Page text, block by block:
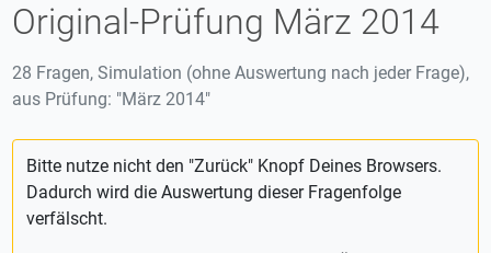
Original-Prüfung März 2014
28 Fragen, Simulation (ohne Auswertung nach jeder Frage),
aus Prüfung: "März 2014"
Bitte nutze nicht den "Zurück" Knopf Deines Browsers.
Dadurch wird die Auswertung dieser Fragenfolge
verfälscht.